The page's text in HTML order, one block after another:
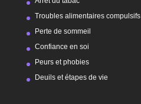
Troubles alimentaires compulsifs
Perte de sommeil
Confiance en soi
Peurs et phobies
Deuils et étapes de vie